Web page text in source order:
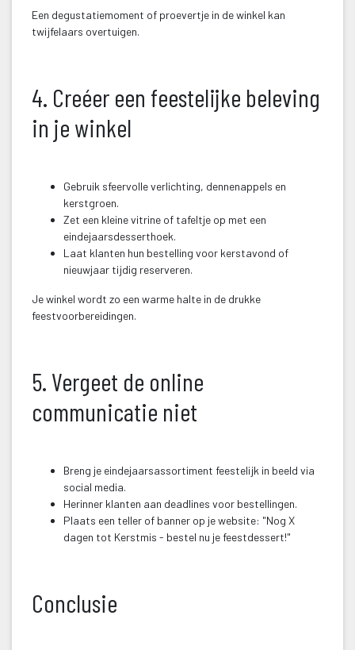
Een degustatiemoment of proevertje in de winkel kan
twijfelaars overtuigen.
4. Creéer een feestelijke beleving
in je winkel
Gebruik sfeervolle verlichting, dennenappels en
kerstgroen.
Zet een kleine vitrine of tafeltje op met een
eindejaarsdesserthoek.
Laat klanten hun bestelling voor kerstavond of
nieuwjaar tijdig reserveren.
Je winkel wordt zo een warme halte in de drukke
feestvoorbereidingen.
5. Vergeet de online
communicatie niet
Breng je eindejaarsassortiment feestelijk in beeld via
ocial media.
Herinner klanten aan deadlines voor bestellingen.
Plaats een teller of banner op je website: "Nog X
dagen tot Kerstmis - bestel nu je feestdessert!"
Conclusie